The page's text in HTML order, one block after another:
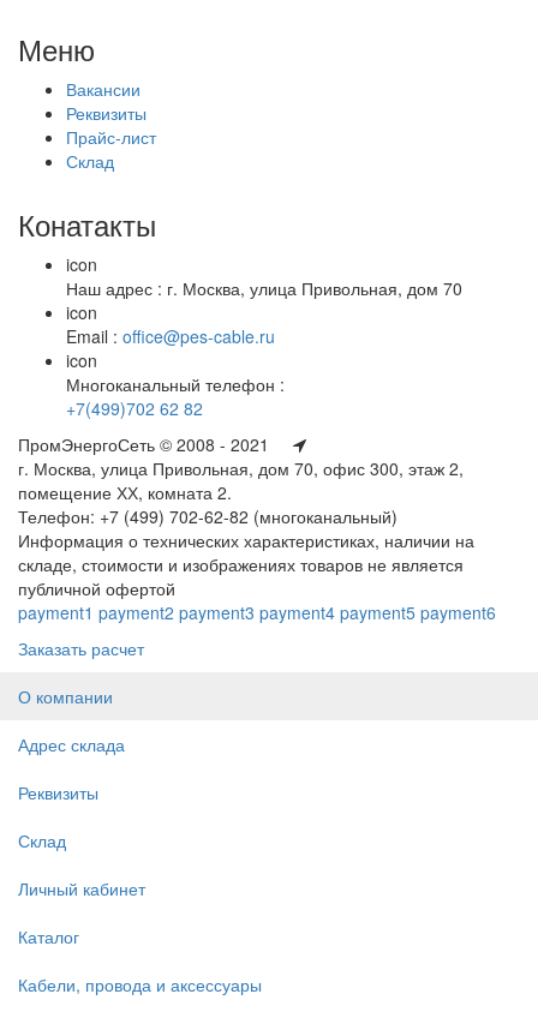
Меню
Вакансии
Реквизиты
Прайс-лист
Склад
Конатакты
icon
Наш адрес : г. Москва, улица Привольная, дом 70
icon
Email : office@pes-cable.ru
icon
Многоканальный телефон :
+7(499)702 62 82
ПромЭнергоСеть © 2008 - 2021
г. Москва, улица Привольная, дом 70, офис 300, этаж 2,
помещение ХХ, комната 2.
Телефон: +7 (499) 702-62-82 (многоканальный)
Информация о технических характеристиках, наличии на
складе, стоимости и изображениях товаров не является
публичной офертой
payment1 payment2 payment3 payment4 payment5 payment6
Заказать расчет
О компании
Адрес склада
Реквизиты
Склад
Личный кабинет
Каталог
Кабели, провода и аксессуары